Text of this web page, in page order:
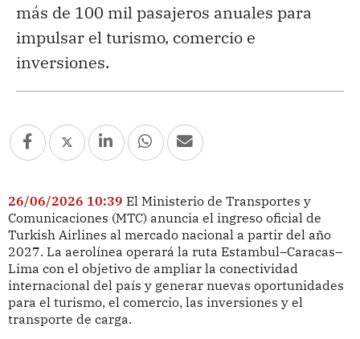
más de 100 mil pasajeros anuales para
impulsar el turismo, comercio e
inversiones.
26/06/2026 10:39 El Ministerio de Transportes y
Comunicaciones (MTC) anuncia el ingreso oficial de
Turkish Airlines al mercado nacional a partir del año
2027. La aerolínea operará la ruta Estambul–Caracas–
Lima con el objetivo de ampliar la conectividad
internacional del país y generar nuevas oportunidades
para el turismo, el comercio, las inversiones y el
transporte de carga.